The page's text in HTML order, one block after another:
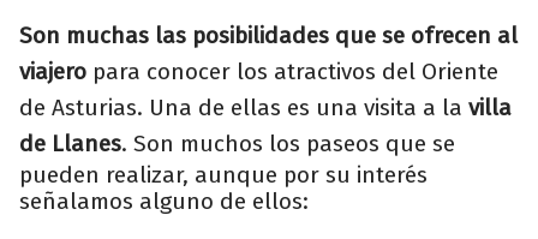
Son muchas las posibilidades que se ofrecen al
viajero para conocer los atractivos del Oriente
de Asturias. Una de ellas es una visita a la villa
de Llanes. Son muchos los paseos que se
pueden realizar, aunque por su interés
señalamos alguno de ellos: